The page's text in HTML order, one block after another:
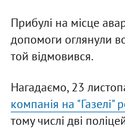
Прибулі на місце
допомоги оглянули
той відмовився.
Нагадаємо, 23
компанія на "Газелі"
тому числі дві